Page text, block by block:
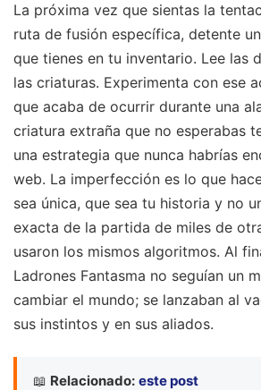
La próxima vez que sientas la
ruta de fusión específica, detente
que tienes en tu inventario. Lee las
las criaturas. Experimenta con ese
que acaba de ocurrir durante una
criatura extraña que no esperabas
una estrategia que nunca habrías
web. La imperfección es lo que
sea única, que sea tu historia y no
exacta de la partida de miles de
usaron los mismos algoritmos. Al
Ladrones Fantasma no seguían un
cambiar el mundo; se lanzaban al
sus instintos y en sus aliados.
📖 Relacionado: este post